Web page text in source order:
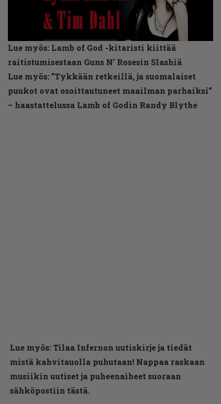
Lue myös: Lamb of God -kitaristi kiittää
raitistumisestaan Guns N’ Rosesin Slashiä
Lue myös:”Tykkään retkeillä, ja suomalaiset
puukot ovat osoittautuneet maailman parhaiksi”
– haastattelussa Lamb of Godin Randy Blythe
Lue myös:Tilaa Infernon uutiskirje ja tiedät
mistä kahvitauolla puhutaan! Nappaa raskaan
musiikin uutiset ja puheenaiheet suoraan
sähköpostiin tästä.